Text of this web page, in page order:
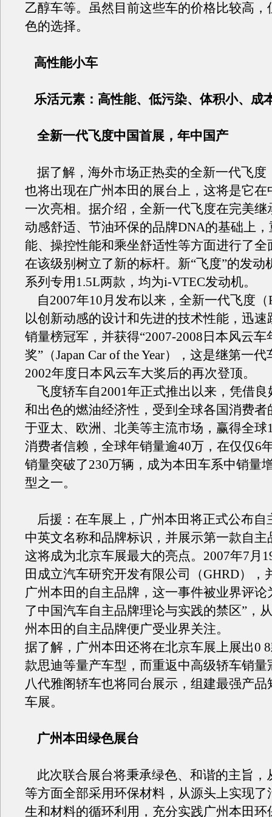
乙醇车等。虽然目前这些车的价格比较高，
色的选择。
高性能小车
乐活元素：高性能、低污染、体积小、成
全新一代飞度中国首展，年中国产
据了解，海外市场正热卖的全新一代飞度
也将出现在广州本田的展台上，这将是它在
一次亮相。据介绍，全新一代飞度在完美继
动感舒适、节油环保的品牌DNA的基础上
能、操控性能和乘坐舒适性等方面进行了全
在该级别树立了新的标杆。新“飞度”的发动
系列专用1.5L两款，均为i-VTEC发动机。
自2007年10月发布以来，全新一代飞度
以创新动感的设计和先进的技术性能，迅速
销量榜冠军，并获得“2007-2008日本风云车
奖”（Japan Car of the Year），这是继第一
2002年度日本风云车大奖后的再次登顶。
飞度轿车自2001年正式推出以来，凭借良
和出色的燃油经济性，受到全球各国消费者
于亚太、欧洲、北美等主流市场，赢得全球
消费者信赖，全球年销量逾40万，在仅仅6
销量突破了230万辆，成为本田车系中销量
型之一。
后援：在车展上，广州本田将正式公布自
中英文名称和品牌标识，并展示第一款自主
这将成为北京车展最大的亮点。2007年7月
田成立汽车研究开发有限公司（GHRD），
广州本田的自主品牌，这一事件被业界评论
了中国汽车自主品牌理论与实践的禁区”，
州本田的自主品牌便广受业界关注。
据了解，广州本田还将在北京车展上展出0
款思迪等量产车型，而重返中高级轿车销量
八代雅阁轿车也将同台展示，组建最强产品
车展。
广州本田绿色展台
此次联合展台将秉承绿色、和谐的主旨，
等方面全部采用环保材料，从源头上实现了
生和材料的循环利用，充分实践广州本田环